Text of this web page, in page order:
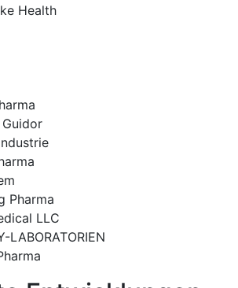
Health
Pharma
LLC
LABORATORIEN